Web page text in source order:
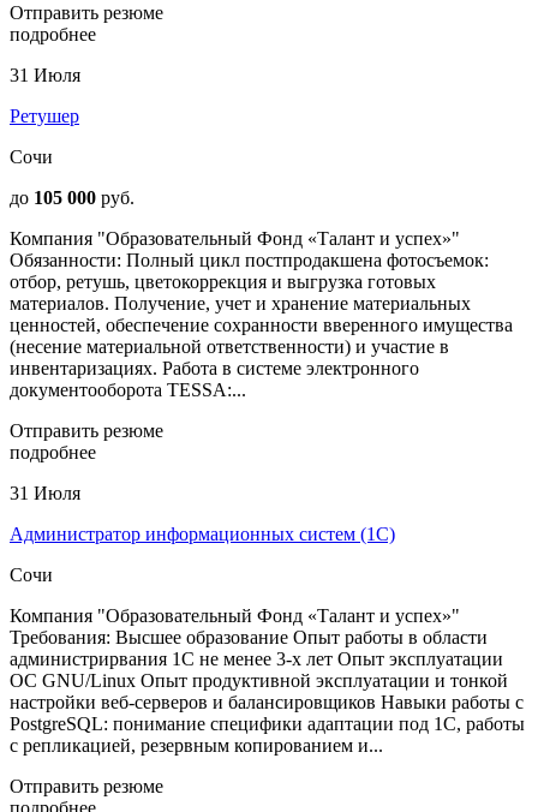
Отправить резюме
подробнее
31 Июля
Ретушер
Сочи
до 105 000 руб.
Компания "Образовательный Фонд «Талант и успех»"
Обязанности: Полный цикл постпродакшена фотосъемок:
отбор, ретушь, цветокоррекция и выгрузка готовых
материалов. Получение, учет и хранение материальных
ценностей, обеспечение сохранности вверенного имущества
(несение материальной ответственности) и участие в
инвентаризациях. Работа в системе электронного
документооборота TESSA:...
Отправить резюме
подробнее
31 Июля
Администратор информационных систем (1С)
Сочи
Компания "Образовательный Фонд «Талант и успех»"
Требования: Высшее образование Опыт работы в области
администрирвания 1С не менее 3-х лет Опыт эксплуатации
ОС GNU/Linux Опыт продуктивной эксплуатации и тонкой
настройки веб-серверов и балансировщиков Навыки работы с
PostgreSQL: понимание специфики адаптации под 1С, работы
с репликацией, резервным копированием и...
Отправить резюме
подробнее